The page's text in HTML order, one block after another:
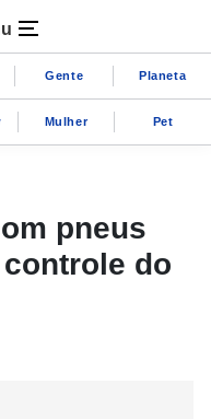
Gente Planeta
Mulher Pet
pneus
do